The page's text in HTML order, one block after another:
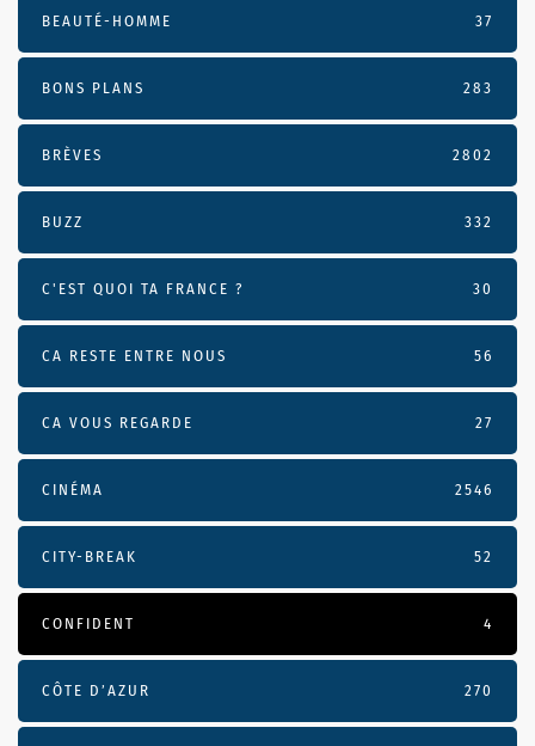
BEAUTÉ-HOMME 37
BONS PLANS 283
BRÈVES 2802
BUZZ 332
C'EST QUOI TA FRANCE ? 30
CA RESTE ENTRE NOUS 56
CA VOUS REGARDE 27
CINÉMA 2546
CITY-BREAK 52
CONFIDENT 4
CÔTE D’AZUR 270